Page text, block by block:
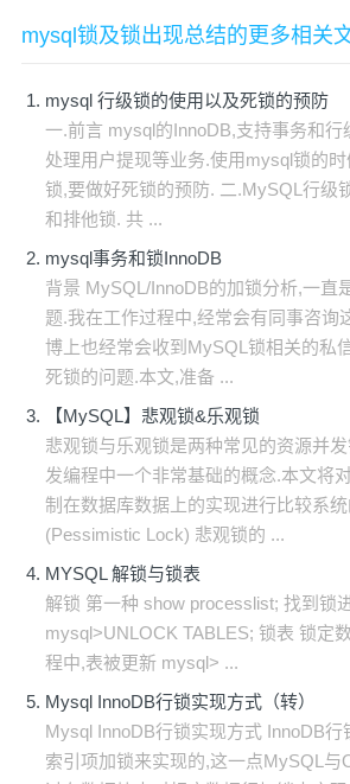
mysql锁及锁出现总结的更多相关
mysql 行级锁的使用以及死锁的预防
一.前言 mysql的InnoDB,支持事务和行
处理用户提现等业务.使用mysql锁的
锁,要做好死锁的预防. 二.MySQL行级
和排他锁. 共 ...
mysql事务和锁InnoDB
背景 MySQL/InnoDB的加锁分析,一直
题.我在工作过程中,经常会有同事咨询
博上也经常会收到MySQL锁相关的私
死锁的问题.本文,准备 ...
【MySQL】悲观锁&乐观锁
悲观锁与乐观锁是两种常见的资源并
发编程中一个非常基础的概念.本文将
制在数据库数据上的实现进行比较系
(Pessimistic Lock) 悲观锁的 ...
MYSQL 解锁与锁表
解锁 第一种 show processlist; 找到锁
mysql>UNLOCK TABLES; 锁表 锁定
程中,表被更新 mysql> ...
Mysql InnoDB行锁实现方式（转）
Mysql InnoDB行锁实现方式 InnoDB行
索引项加锁来实现的,这一点MySQL与